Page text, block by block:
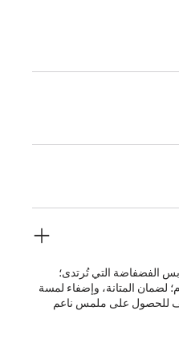
الفضفاضة التي تُرتدى؛
لضمان المتانة، وإضفاء لمسة
للحصول على ملمس ناعم